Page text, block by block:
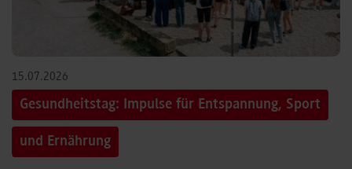
15.07.2026
Gesundheitstag: Impulse für Entspannung, Sport
und Ernährung